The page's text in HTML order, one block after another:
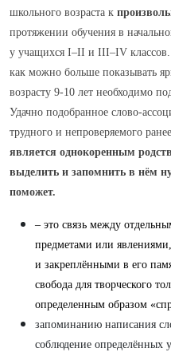
школьного возраста к
протяжении обучения в
у учащихся I–II и III–IV классов.
как можно больше показывать
возрасту 9-10 лет необходимо
Удачно подобранное слово-
трудного и непроверяемого
является однокоренным
выделить и запомнить в нём
поможет.
– это связь между
предметами или
и закреплёнными в его
свобода для творческого
определенным образом
запоминанию написания
соблюдение определённых